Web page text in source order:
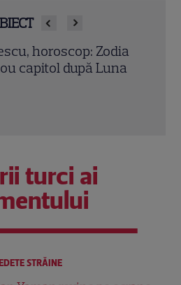
destinul unei
toate direcțiile, iar
lanț
turci ai
STRĂINE